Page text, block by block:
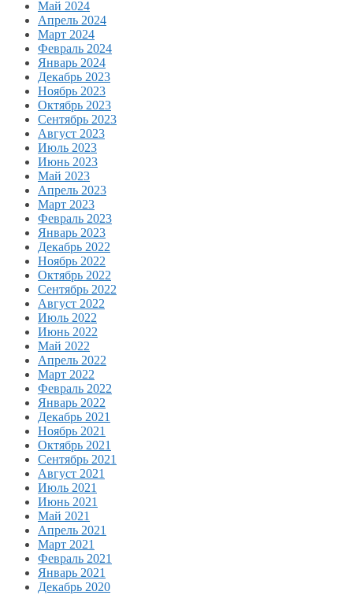
Май 2024
Апрель 2024
Март 2024
Февраль 2024
Январь 2024
Декабрь 2023
Ноябрь 2023
Октябрь 2023
Сентябрь 2023
Август 2023
Июль 2023
Июнь 2023
Май 2023
Апрель 2023
Март 2023
Февраль 2023
Январь 2023
Декабрь 2022
Ноябрь 2022
Октябрь 2022
Сентябрь 2022
Август 2022
Июль 2022
Июнь 2022
Май 2022
Апрель 2022
Март 2022
Февраль 2022
Январь 2022
Декабрь 2021
Ноябрь 2021
Октябрь 2021
Сентябрь 2021
Август 2021
Июль 2021
Июнь 2021
Май 2021
Апрель 2021
Март 2021
Февраль 2021
Январь 2021
Декабрь 2020